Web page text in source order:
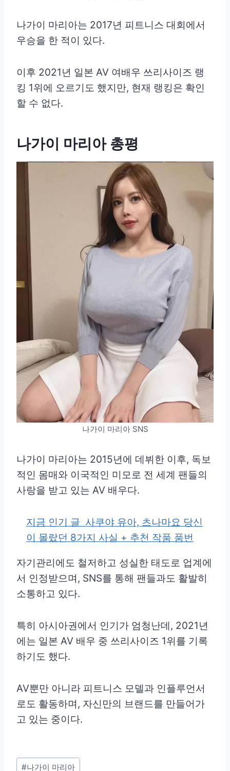
나가이 마리아는 2017년 피트니스 대회에서
우승을 한 적이 있다.
이후 2021년 일본 AV 여배우 쓰리사이즈 랭
킹 1위에 오르기도 했지만, 현재 랭킹은 확인
할 수 없다.
나가이 마리아 총평
나가이 마리아 SNS
나가이 마리아는 2015년에 데뷔한 이후, 독보
적인 몸매와 이국적인 미모로 전 세계 팬들의
사랑을 받고 있는 AV 배우다.
지금 인기 글 사쿠야 유아, 츠나마요 당신
이 몰랐던 8가지 사실 + 추천 작품 품번
자기관리에도 철저하고 성실한 태도로 업계에
서 인정받으며, SNS를 통해 팬들과도 활발히
소통하고 있다.
특히 아시아권에서 인기가 엄청난데, 2021년
에는 일본 AV 배우 중 쓰리사이즈 1위를 기록
하기도 했다.
AV뿐만 아니라 피트니스 모델과 인플루언서
로도 활동하며, 자신만의 브랜드를 만들어가
고 있는 중이다.
Post
#나가이 마리아